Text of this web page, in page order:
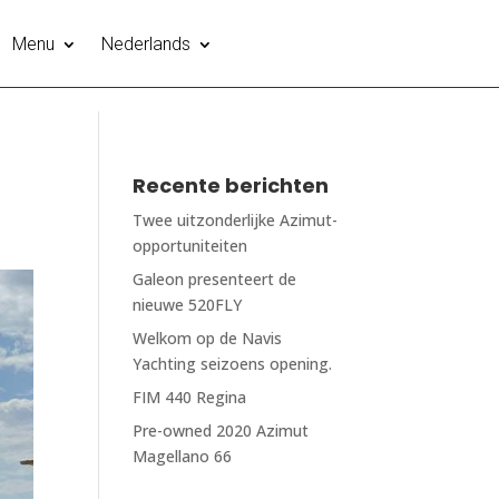
Menu Nederlands
Recente berichten
Twee uitzonderlijke Azimut-
opportuniteiten
Galeon presenteert de
nieuwe 520FLY
Welkom op de Navis
Yachting seizoens opening.
FIM 440 Regina
Pre-owned 2020 Azimut
Magellano 66